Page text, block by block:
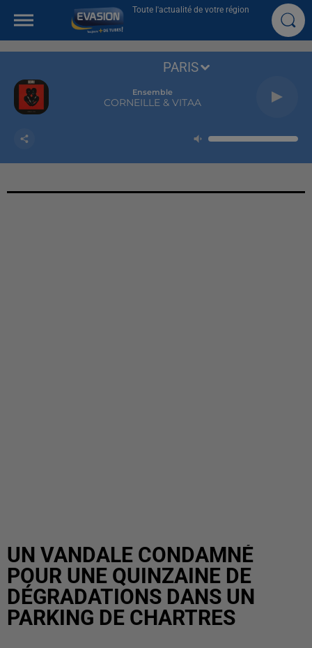
Toute l'actualité de votre région
Ensemble
CORNEILLE & VITAA
PARIS
UN VANDALE CONDAMNÉ
POUR UNE QUINZAINE DE
DÉGRADATIONS DANS UN
PARKING DE CHARTRES